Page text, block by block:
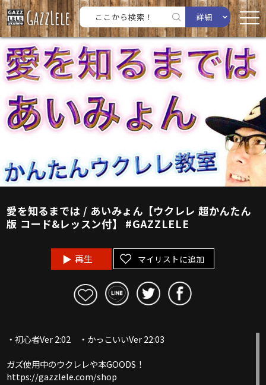
詳細
愛を知るまでは / あいみょん【ウクレレ 超かんたん
版 コード&レッスン付】 #GAZZLELE
再生 マイリストに追加
・初心者Ver 2:02 ・かっこいいVer 22:03
ガズ使用中のウクレレや本GOODS！
https://gazzlele.com/shop